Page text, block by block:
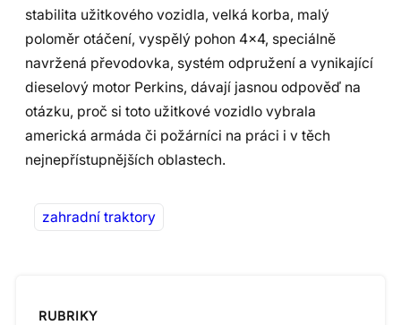
stabilita užitkového vozidla, velká korba, malý
poloměr otáčení, vyspělý pohon 4×4, speciálně
navržená převodovka, systém odpružení a vynikající
dieselový motor Perkins, dávají jasnou odpověď na
otázku, proč si toto užitkové vozidlo vybrala
americká armáda či požárníci na práci i v těch
nejnepřístupnějších oblastech.
zahradní traktory
RUBRIKY